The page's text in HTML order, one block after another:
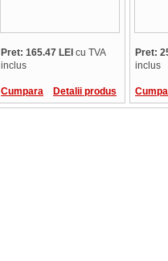
Pret: 165.47 LEI cu TVA
inclus
Cumpara Detalii produs
Pret:
inclus